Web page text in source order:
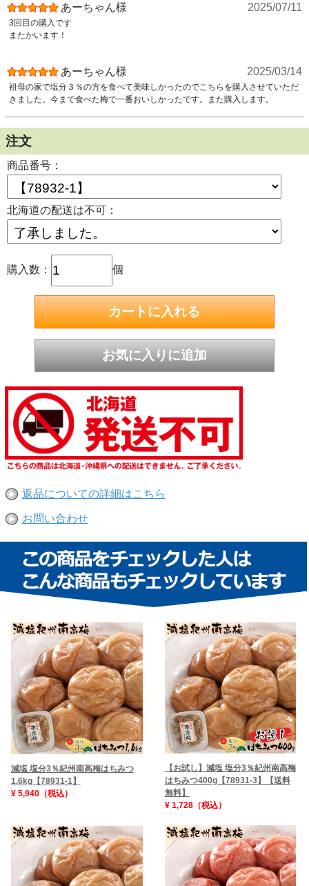
あーちゃん様 2025/07/11
3回目の購入です
またかいます！
あーちゃん様 2025/03/14
祖母の家で塩分３％の方を食べて美味しかったのでこちらを購入させていただ
きました。今まで食べた梅で一番おいしかったです。また購入します。
注文
商品番号：
北海道の配送は不可：
購入数： 個
返品についての詳細はこちら
お問い合わせ
減塩 塩分3％紀州南高梅はちみつ
1.6kg【78931-1】
¥ 5,940（税込）
【お試し】減塩 塩分3％紀州南高梅
はちみつ400g【78931-3】【送料
無料】
¥ 1,728（税込）